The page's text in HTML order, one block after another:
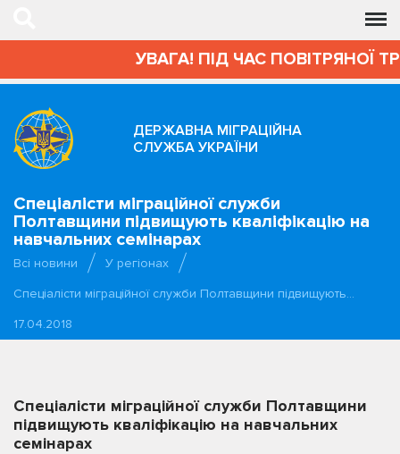
УВАГА! ПІД ЧАС ПОВІТРЯНОЇ
ДЕРЖАВНА МІГРАЦІЙНА
СЛУЖБА УКРАЇНИ
Спеціалісти міграційної служби
Полтавщини підвищують кваліфікацію на
навчальних семінарах
Всі новини
У регіонах
Спеціалісти міграційної служби Полтавщини підвищують…
17.04.2018
Спеціалісти міграційної служби Полтавщини
підвищують кваліфікацію на навчальних
семінарах